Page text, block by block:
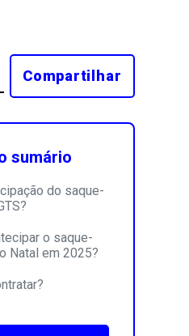
Compartilhar
sumário
do saque-
o saque-
Natal em 2025?